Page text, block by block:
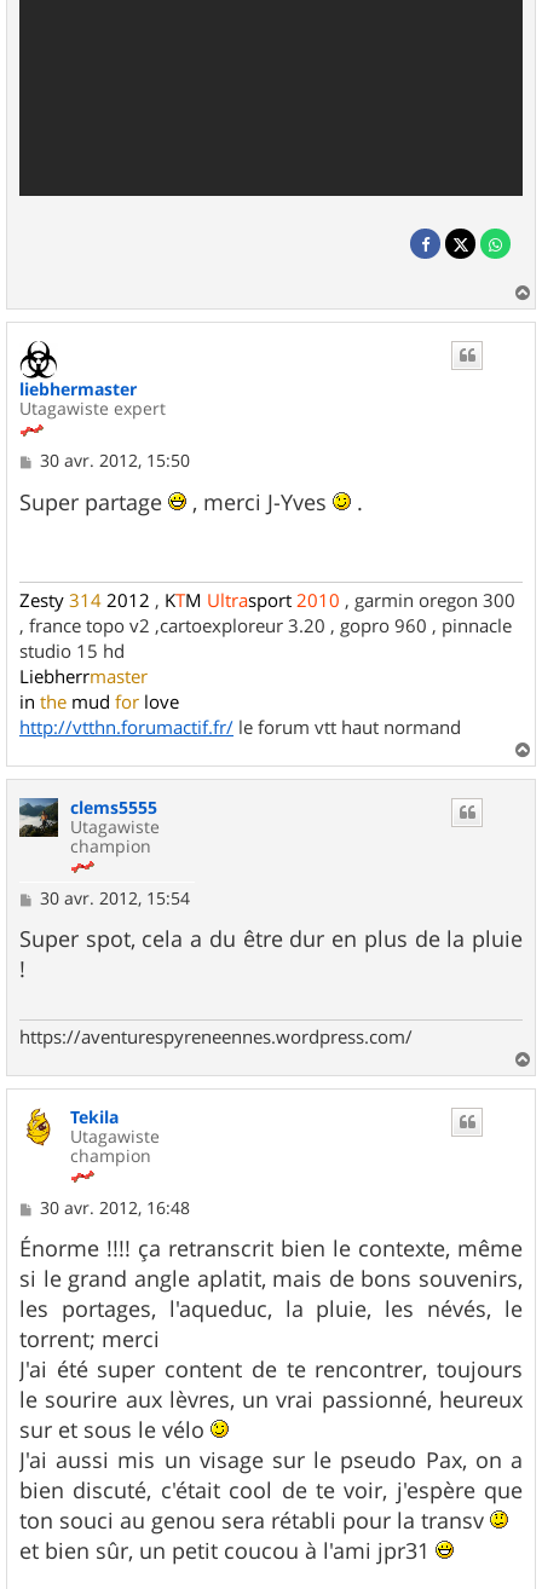
a
liebhermaster
Utagawiste expert
M
s
s
30 avr. 2012, 15:50
Super partage , merci J-Yves .
Zesty 314 2012 , KTM Ultrasport 2010 , garmin oregon 300
, france topo v2 ,cartoexploreur 3.20 , gopro 960 , pinnacle
studio 15 hd
Liebherrmaster
in the mud for love
http://vtthn.forumactif.fr/ le forum vtt haut normand
a
clems5555
Utagawiste
champion
M
s
s
30 avr. 2012, 15:54
Super spot, cela a du être dur en plus de la pluie
!
https://aventurespyreneennes.wordpress.com/
a
Tekila
Utagawiste
champion
M
s
s
a
g
e
30 avr. 2012, 16:48
Énorme !!!! ça retranscrit bien le contexte, même
si le grand angle aplatit, mais de bons souvenirs,
les portages, l'aqueduc, la pluie, les névés, le
torrent; merci
J'ai été super content de te rencontrer, toujours
le sourire aux lèvres, un vrai passionné, heureux
sur et sous le vélo
J'ai aussi mis un visage sur le pseudo Pax, on a
bien discuté, c'était cool de te voir, j'espère que
ton souci au genou sera rétabli pour la transv
et bien sûr, un petit coucou à l'ami jpr31